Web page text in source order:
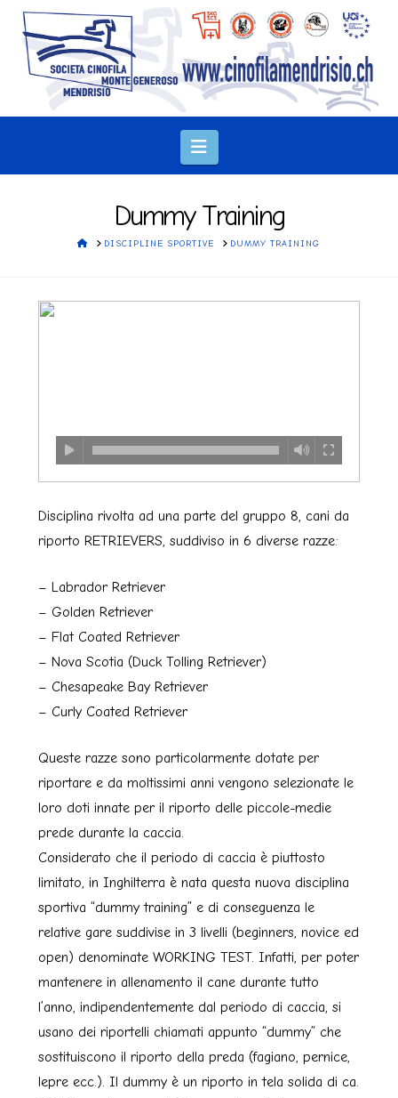
Navigation
Dummy Training
HOMEDISCIPLINE SPORTIVE DUMMY TRAINING
Disciplina rivolta ad una parte del gruppo 8, cani da
riporto RETRIEVERS, suddiviso in 6 diverse razze:
– Labrador Retriever
– Golden Retriever
– Flat Coated Retriever
– Nova Scotia (Duck Tolling Retriever)
– Chesapeake Bay Retriever
– Curly Coated Retriever
Queste razze sono particolarmente dotate per
riportare e da moltissimi anni vengono selezionate le
loro doti innate per il riporto delle piccole-medie
prede durante la caccia.
Considerato che il periodo di caccia è piuttosto
limitato, in Inghilterra è nata questa nuova disciplina
sportiva “dummy training” e di conseguenza le
relative gare suddivise in 3 livelli (beginners, novice ed
open) denominate WORKING TEST. Infatti, per poter
mantenere in allenamento il cane durante tutto
l’anno, indipendentemente dal periodo di caccia, si
usano dei riportelli chiamati appunto “dummy” che
sostituiscono il riporto della preda (fagiano, pernice,
lepre ecc.). Il dummy è un riporto in tela solida di ca.